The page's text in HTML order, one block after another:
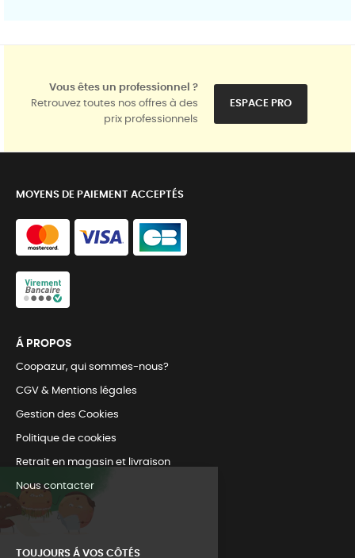
Vous êtes un professionnel ?
Retrouvez toutes nos offres à des
prix professionnels
ESPACE PRO
MOYENS DE PAIEMENT ACCEPTÉS
Á PROPOS
Coopazur, qui sommes-nous?
CGV & Mentions légales
Gestion des Cookies
Politique de cookies
Retrait en magasin et livraison
Nous contacter
TOUJOURS Á VOS CÔTÉS